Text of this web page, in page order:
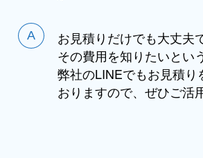
お見積りだけでも大丈夫
その費用を知りたいとい
弊社のLINEでもお見積り
おりますので、ぜひご活